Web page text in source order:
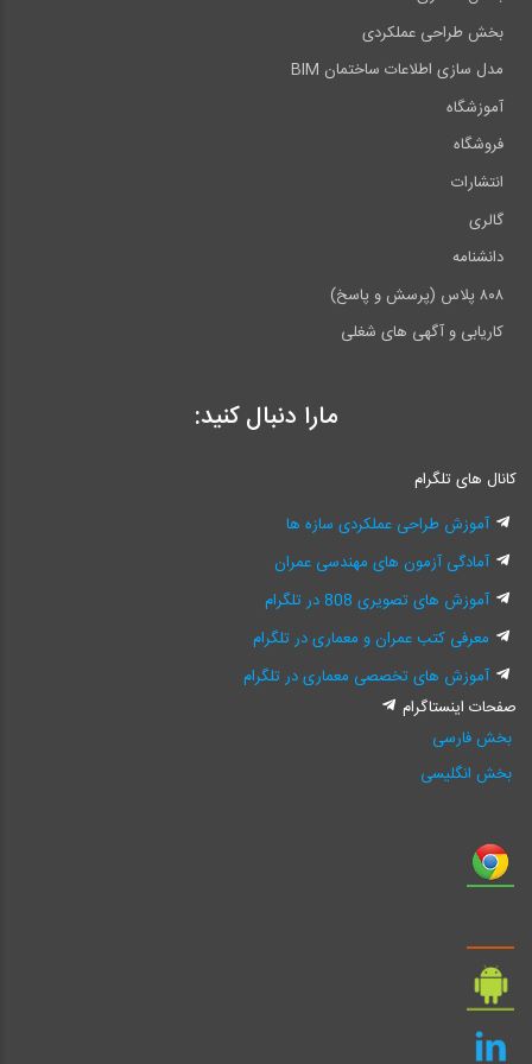
در ارتباط با مدرس دوره: مهندس بیات مولف کتاب "کتاب
شرح و درس آزمون‌های نظام مهندسی معماری (نظارت و
اجرا)" تهیه پستی کتاب از
دانلود فیلم جلسه اول رایگان دوره
بخش طراحی عملکردی
مدل سازی اطلاعات ساختمان BIM
آموزشگاه
فروشگاه
انتشارات
گالری
دانشنامه
۸۰۸ پلاس (پرسش و پاسخ)
کاریابی و آگهی های شغلی
مارا دنبال کنید:
کانال های تلگرام
آموزش طراحی عملکردی سازه ها
آمادگی آزمون های مهندسی عمران
آموزش های تصویری 808 در تلگرام
معرفی کتب عمران و معماری در تلگرام
آموزش های تخصصی معماری در تلگرام
صفحات اینستاگرام
بخش فارسی
بخش انگلیسی